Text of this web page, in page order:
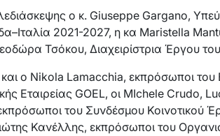
ο κ. Giuseppe Gargano,
2021-2027, η κα Maristella
Τσόκου, Διαχειρίστρια Έργου
ο Nikola Lamacchia, εκπρόσωποι του
Εταιρείας GOEL, οι MIchele Crudo,
του Συνδέσμου Κοινοτικού
Κανέλλης, εκπρόσωποι του